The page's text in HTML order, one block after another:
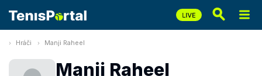
Hráči Manji Raheel
Manji Raheel